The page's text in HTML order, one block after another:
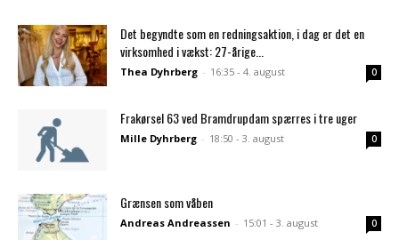
Det begyndte som en redningsaktion, i dag er det en
virksomhed i vækst: 27-årige...
Thea Dyhrberg - 16:35 - 4. august 0
Frakørsel 63 ved Bramdrupdam spærres i tre uger
Mille Dyhrberg - 18:50 - 3. august 0
Grænsen som våben
Andreas Andreassen - 15:01 - 3. august 0